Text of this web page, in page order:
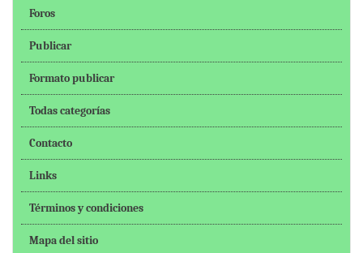
Foros
Publicar
Formato publicar
Todas categorías
Contacto
Links
Términos y condiciones
Mapa del sitio